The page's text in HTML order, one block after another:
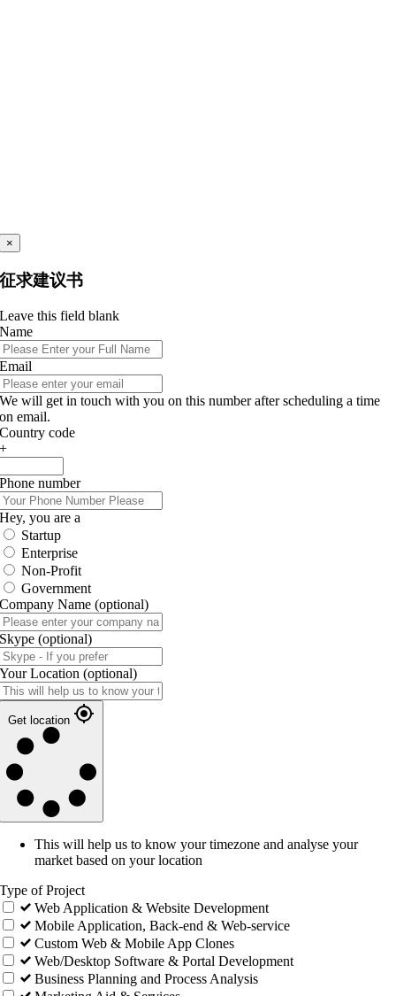
×
征求建议书
Leave this field blank
Name
Email
We will get in touch with you on this number after scheduling a time
on email.
Country code
+
Phone number
Hey, you are a
Startup
Enterprise
Non-Profit
Government
Company Name (optional)
Skype (optional)
Your Location (optional)
Get location
This will help us to know your timezone and analyse your
market based on your location
Type of Project
Web Application & Website Development
Mobile Application, Back-end & Web-service
Custom Web & Mobile App Clones
Web/Desktop Software & Portal Development
Business Planning and Process Analysis